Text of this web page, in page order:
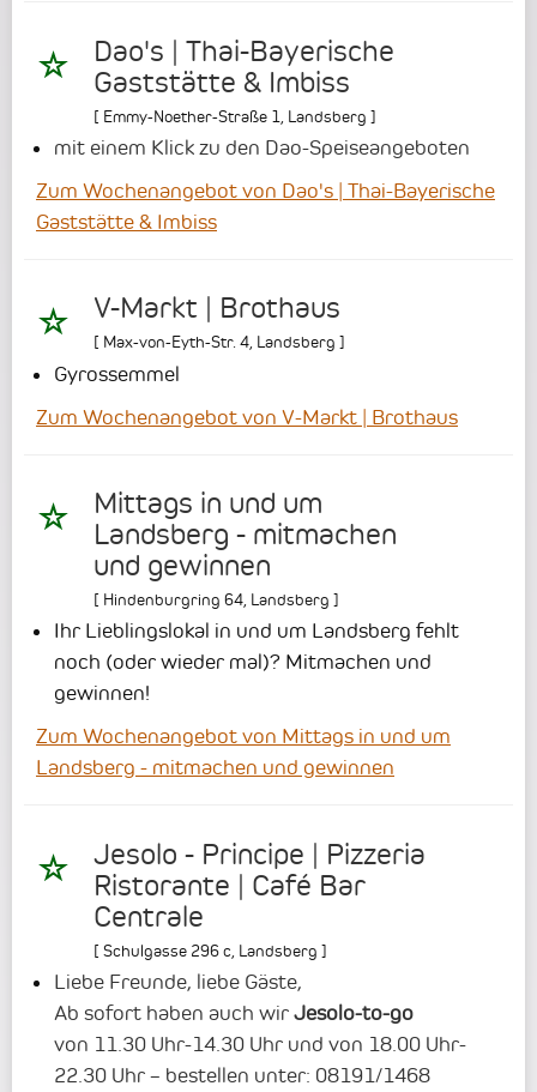
Dao's | Thai-Bayerische
Gaststätte & Imbiss
[ Emmy-Noether-Straße 1 Landsberg ]
mit einem Klick zu den Dao-Speiseangeboten
Zum Wochenangebot von Dao's | Thai-Bayerische
Gaststätte & Imbiss
V-Markt | Brothaus
[ Max-von-Eyth-Str. 4, Landsberg ]
Gyrossemmel
Zum Wochenangebot von V-Markt | Brothaus
Mittags in und um
Landsberg - mitmachen
und gewinnen
[ Hindenburgring 64, Landsberg ]
Ihr Lieblingslokal in und um Landsberg fehlt
noch (oder wieder mal)? Mitmachen und
gewinnen!
Zum Wochenangebot von Mittags in und um
Landsberg - mitmachen und gewinnen
Jesolo - Principe | Pizzeria
Ristorante | Café Bar
Centrale
[ Schulgasse 296 c Landsberg ]
Liebe Freunde, liebe Gäste,
Ab sofort haben auch wir Jesolo-to-go
von 11.30 Uhr-14.30 Uhr und von 18.00 Uhr-
22.30 Uhr – bestellen unter: 08191/1468